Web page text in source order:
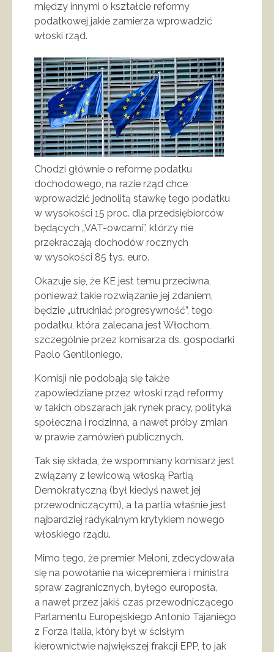
między innymi o kształcie reformy
podatkowej jakie zamierza wprowadzić
włoski rząd.
Chodzi głównie o reformę podatku
dochodowego, na razie rząd chce
wprowadzić jednolitą stawkę tego podatku
w wysokości 15 proc. dla przedsiębiorców
będących „VAT-owcami”, którzy nie
przekraczają dochodów rocznych
w wysokości 85 tys. euro.
Okazuje się, że KE jest temu przeciwna,
ponieważ takie rozwiązanie jej zdaniem,
będzie „utrudniać progresywność”, tego
podatku, która zalecana jest Włochom,
szczególnie przez komisarza ds. gospodarki
Paolo Gentiloniego.
Komisji nie podobają się także
zapowiedziane przez włoski rząd reformy
w takich obszarach jak rynek pracy, polityka
społeczna i rodzinna, a nawet próby zmian
w prawie zamówień publicznych.
Tak się składa, że wspomniany komisarz jest
związany z lewicową włoską Partią
Demokratyczną (był kiedyś nawet jej
przewodniczącym), a ta partia właśnie jest
najbardziej radykalnym krytykiem nowego
włoskiego rządu.
Mimo tego, że premier Meloni, zdecydowała
się na powołanie na wicepremiera i ministra
spraw zagranicznych, byłego europosła,
a nawet przez jakiś czas przewodniczącego
Parlamentu Europejskiego Antonio Tajaniego
z Forza Italia, który był w ścisłym
kierownictwie największej frakcji EPP, to jak